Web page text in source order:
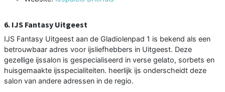
6. IJS Fantasy Uitgeest
IJS Fantasy Uitgeest aan de Gladiolenpad 1 is bekend als een
betrouwbaar adres voor ijsliefhebbers in Uitgeest. Deze
gezellige ijssalon is gespecialiseerd in verse gelato, sorbets en
huisgemaakte ijsspecialiteiten. heerlijk ijs onderscheidt deze
salon van andere adressen in de regio.